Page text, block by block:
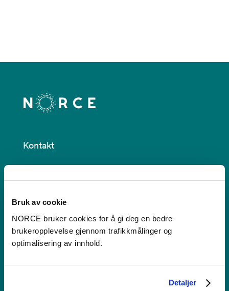
Bruk av cookie
NORCE bruker cookies for å gi deg en bedre
brukeropplevelse gjennom trafikkmålinger og
optimalisering av innhold.
Detaljer
Kontakt
5838 Bergen
Se i kartet
post@norceresearch.no